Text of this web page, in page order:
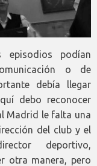
episodios podían
o de
debía llegar
debo reconocer
Madrid le falta una
del club y el
deportivo,
otra manera, pero